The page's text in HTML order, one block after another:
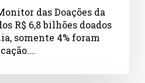
das Doações da
R$ 6,8 bilhões doados
somente 4% foram